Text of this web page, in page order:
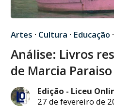
Artes · Cultura · Educação ·
Análise: Livros
de Marcia Paraiso
Edição - Liceu
27 de fevereiro de